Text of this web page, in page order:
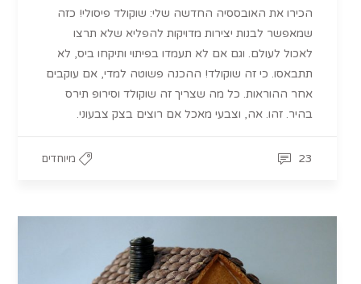
הכירו את האובססיה החדשה שלי: שוקולד פיסולי! כזה
שמאפשר לבנות יצירות מדויקות להפליא שלא תרצו
לאכול לעולם. וגם אם לא תעמדו בפיתוי ותיקחו ביס, לא
תתבאסו. כי זה שוקולד! ההכנה פשוטה למדי, אם עוקבים
אחר ההוראות. כל מה שצריך זה שוקולד וסירופ תירס
בהיר. זהו. אה, וצבעי מאכל אם רוצים בצק צבעוני.
מיוחדים 23